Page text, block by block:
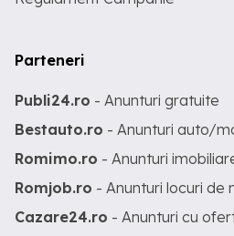
Parteneri
Publi24.ro - Anunturi gratuite
Bestauto.ro - Anunturi auto/
Romimo.ro - Anunturi
Romjob.ro - Anunturi locuri de
Cazare24.ro - Anunturi cu